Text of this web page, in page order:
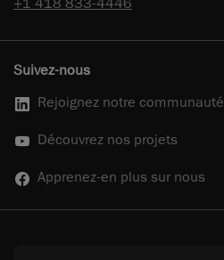
Suivez-nous
Rejoignez notre communauté
Découvrez nos projets
Apprenez-en plus sur nous